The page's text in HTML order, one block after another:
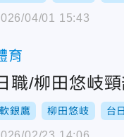
04/01 15:43
育
職/柳田悠岐
軟銀鷹 柳田悠岐 台